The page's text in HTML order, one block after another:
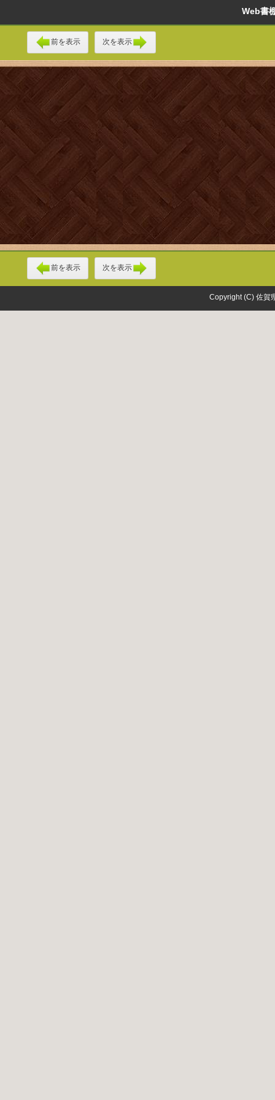
Web
前を表示 次を表示
前を表示 次を表示
Copyright (C) 佐賀